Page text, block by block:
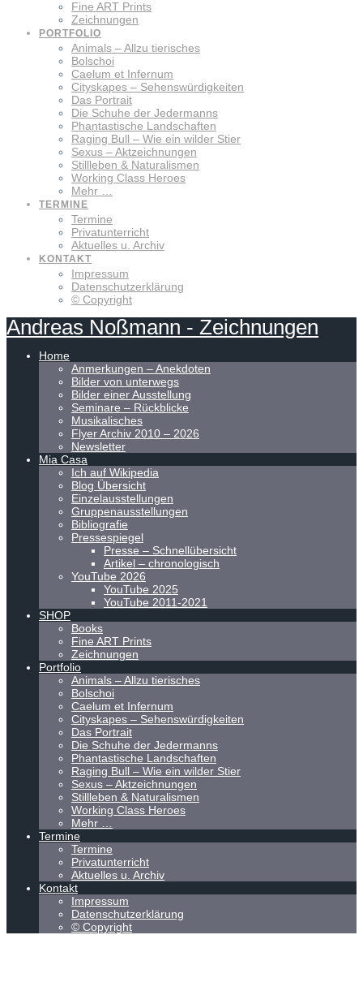
Fine ART Prints
Zeichnungen
PORTFOLIO
Animals – Allzu tierisches
Bolschoi
Caelum et Infernum
Cityskapes – Sehenswürdigkeiten
Das Portrait
Die Schuhe der Jedermanns
Phantastische Landschaften
Raging Bull – Wie ein wilder Stier
Sexus – Aktzeichnungen
Stillleben & Naturalismen
Working Class Heroes
Mehr …
TERMINE
Termine
Privatunterricht
Aktuelles u. Archiv
KONTAKT
Impressum
Datenschutzerklärung
© Copyright
Andreas Noßmann - Zeichnungen
Home
Anmerkungen – Anekdoten
Bilder von unterwegs
Bilder einer Ausstellung
Seminare – Rückblicke
Musikalisches
Flyer Archiv 2010 – 2026
Newsletter
Mia Casa
Ich auf Wikipedia
Blog Übersicht
Einzelausstellungen
Gruppenausstellungen
Bibliografie
Pressespiegel
Presse – Schnellübersicht
Artikel – chronologisch
YouTube 2026
YouTube 2025
YouTube 2011-2021
SHOP
Books
Fine ART Prints
Zeichnungen
Portfolio
Animals – Allzu tierisches
Bolschoi
Caelum et Infernum
Cityskapes – Sehenswürdigkeiten
Das Portrait
Die Schuhe der Jedermanns
Phantastische Landschaften
Raging Bull – Wie ein wilder Stier
Sexus – Aktzeichnungen
Stillleben & Naturalismen
Working Class Heroes
Mehr …
Termine
Termine
Privatunterricht
Aktuelles u. Archiv
Kontakt
Impressum
Datenschutzerklärung
© Copyright